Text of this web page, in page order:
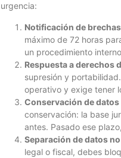
urgencia:
Notificación de
máximo de 72 horas
un procedimiento
Respuesta a derechos
supresión y
operativo y exige tener
Conservación de
conservación: la base
antes. Pasado ese
Separación de datos
legal o fiscal, debes